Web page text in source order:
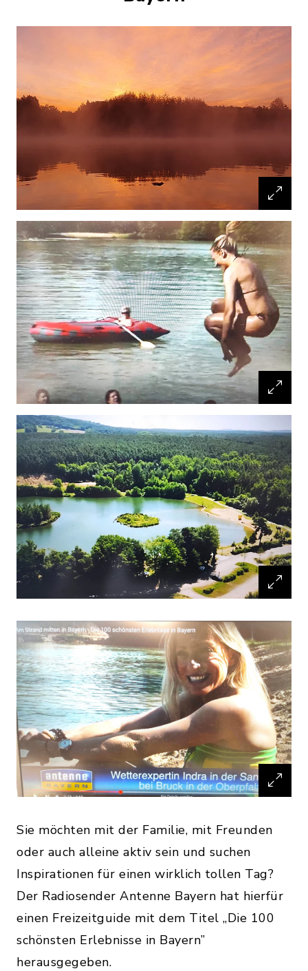
Sie möchten mit der Familie, mit Freunden
oder auch alleine aktiv sein und suchen
Inspirationen für einen wirklich tollen Tag?
Der Radiosender Antenne Bayern hat hierfür
einen Freizeitguide mit dem Titel „Die 100
schönsten Erlebnisse in Bayern”
herausgegeben.